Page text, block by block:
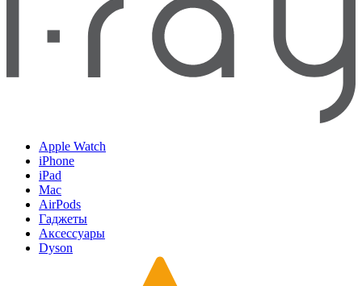
Apple Watch
iPhone
iPad
Mac
AirPods
Гаджеты
Аксессуары
Dyson